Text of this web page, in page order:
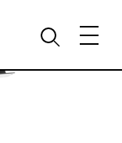
SØKMENY